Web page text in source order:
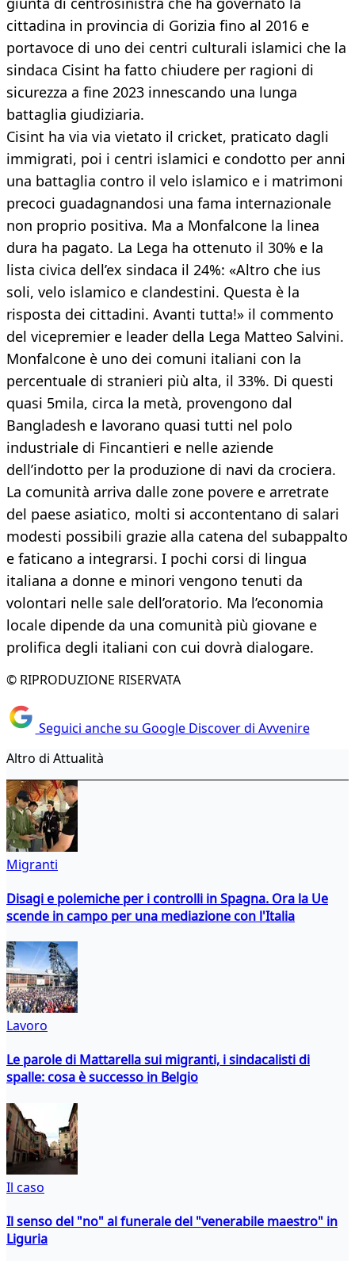
cittadina in provincia di Gorizia fino al 2016 e
portavoce di uno dei centri culturali islamici che la
sindaca Cisint ha fatto chiudere per ragioni di
sicurezza a fine 2023 innescando una lunga
battaglia giudiziaria.
Cisint ha via via vietato il cricket, praticato dagli
immigrati, poi i centri islamici e condotto per anni
una battaglia contro il velo islamico e i matrimoni
precoci guadagnandosi una fama internazionale
non proprio positiva. Ma a Monfalcone la linea
dura ha pagato. La Lega ha ottenuto il 30% e la
lista civica dell’ex sindaca il 24%: «Altro che ius
soli, velo islamico e clandestini. Questa è la
risposta dei cittadini. Avanti tutta!» il commento
del vicepremier e leader della Lega Matteo Salvini.
Monfalcone è uno dei comuni italiani con la
percentuale di stranieri più alta, il 33%. Di questi
quasi 5mila, circa la metà, provengono dal
Bangladesh e lavorano quasi tutti nel polo
industriale di Fincantieri e nelle aziende
dell’indotto per la produzione di navi da crociera.
La comunità arriva dalle zone povere e arretrate
del paese asiatico, molti si accontentano di salari
modesti possibili grazie alla catena del subappalto
e faticano a integrarsi. I pochi corsi di lingua
italiana a donne e minori vengono tenuti da
volontari nelle sale dell’oratorio. Ma l’economia
locale dipende da una comunità più giovane e
prolifica degli italiani con cui dovrà dialogare.
© RIPRODUZIONE RISERVATA
Seguici anche su Google Discover di Avvenire
Altro di Attualità
Migranti
Disagi e polemiche per i controlli in Spagna. Ora la Ue
scende in campo per una mediazione con l'Italia
Lavoro
Le parole di Mattarella sui migranti, i sindacalisti di
spalle: cosa è successo in Belgio
Il caso
Il senso del "no" al funerale del "venerabile maestro" in
Liguria